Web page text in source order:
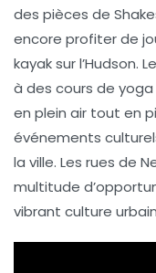
des pièces de
encore profiter de
kayak sur l’Hudson.
à des cours de yoga
en plein air tout en
événements
la ville. Les rues de
multitude
vibrant culture